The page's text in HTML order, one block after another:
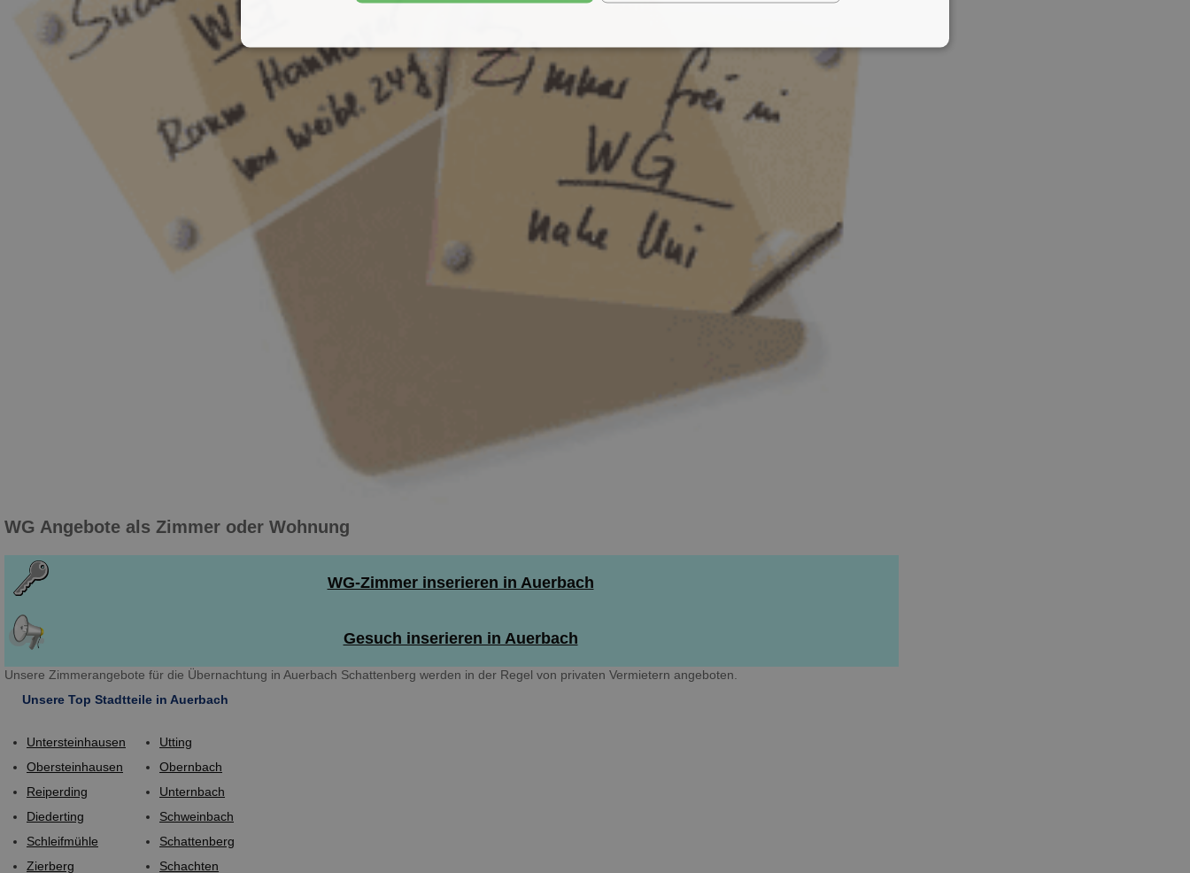
WG Angebote als Zimmer oder Wohnung
WG-Zimmer inserieren in Auerbach
Gesuch inserieren in Auerbach
Unsere Zimmerangebote für die Übernachtung in Auerbach Schattenberg werden in der Regel von privaten Vermietern angeboten.
Unsere Top Stadtteile in Auerbach
Untersteinhausen
Obersteinhausen
Reiperding
Diederting
Schleifmühle
Zierberg
Utting
Obernbach
Unternbach
Schweinbach
Schattenberg
Schachten